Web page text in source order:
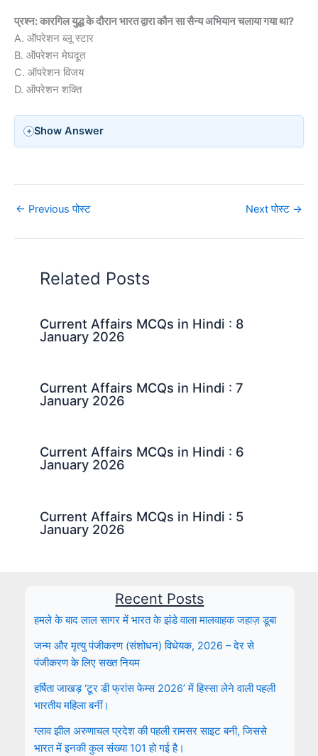
प्रश्न: कारगिल युद्ध के दौरान भारत द्वारा कौन सा सैन्य अभियान चलाया गया था?
A. ऑपरेशन ब्लू स्टार
B. ऑपरेशन मेघदूत
C. ऑपरेशन विजय
D. ऑपरेशन शक्ति
Show Answer
← Previous पोस्ट Next पोस्ट →
Related Posts
Current Affairs MCQs in Hindi : 8
January 2026
Current Affairs MCQs in Hindi : 7
January 2026
Current Affairs MCQs in Hindi : 6
January 2026
Current Affairs MCQs in Hindi : 5
January 2026
Recent Posts
हमले के बाद लाल सागर में भारत के झंडे वाला मालवाहक जहाज़ डूबा
जन्म और मृत्यु पंजीकरण (संशोधन) विधेयक, 2026 – देर से
पंजीकरण के लिए सख्त नियम
हर्षिता जाखड़ ‘टूर डी फ्रांस फेम्स 2026’ में हिस्सा लेने वाली पहली
भारतीय महिला बनीं।
ग्लाव झील अरुणाचल प्रदेश की पहली रामसर साइट बनी, जिससे
भारत में इनकी कुल संख्या 101 हो गई है।